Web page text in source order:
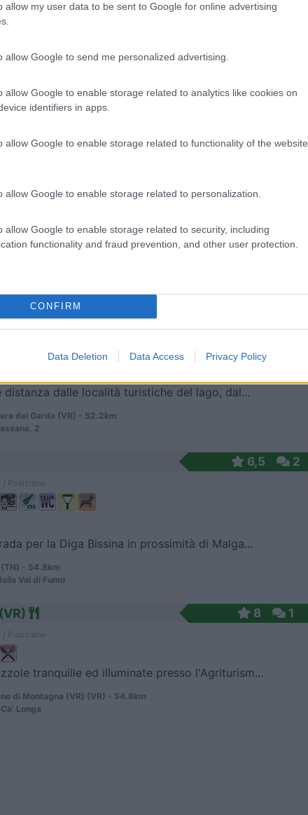
allow my user data to be sent to Google for online advertising
allow Google to send me personalized advertising.
allow Google to enable storage related to analytics like cookies on
identifiers in apps.
allow Google to enable storage related to functionality of the website
allow Google to enable storage related to personalization.
allow Google to enable storage related to security, including
functionality and fraud prevention, and other user protection.
CONFIRM
Data Deletion Data Access Privacy Policy
8
Posizione
km dal lago di Garda, dalle zone di Desenzano, Si...
Garda (BS) - 49.3km
nella provincia mantovana, dispone di area so...
Posizione
distanza dalle località turistiche del lago, dal...
del Garda (VR) - 52.2km
2
6,5 2
per la Diga Bissina in prossimità di Malga...
- 54.8km
Val di Fumo
8 1
tranquille ed illuminate presso l'Agriturism...
di Montagna (VR) (VR) - 54.8km
Longa